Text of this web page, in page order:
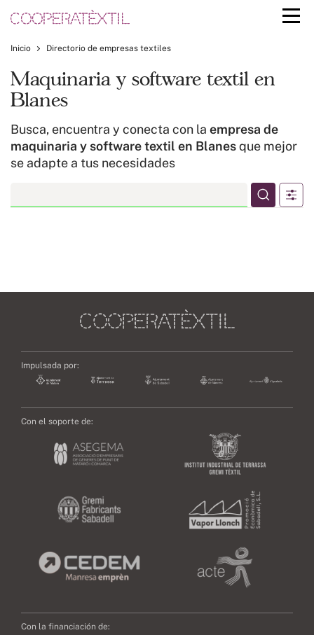
Inicio Directorio de empresas textiles
Maquinaria y software textil en
Blanes
Busca, encuentra y conecta con la empresa de
maquinaria y software textil en Blanesque mejor
se adapte a tus necesidades
Impulsada por:
Con el soporte de:
Con la financiación de: